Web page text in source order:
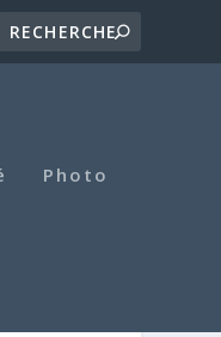
Photo